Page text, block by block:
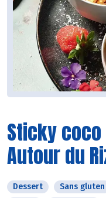
Sticky
Autour du
Dessert Sans gluten